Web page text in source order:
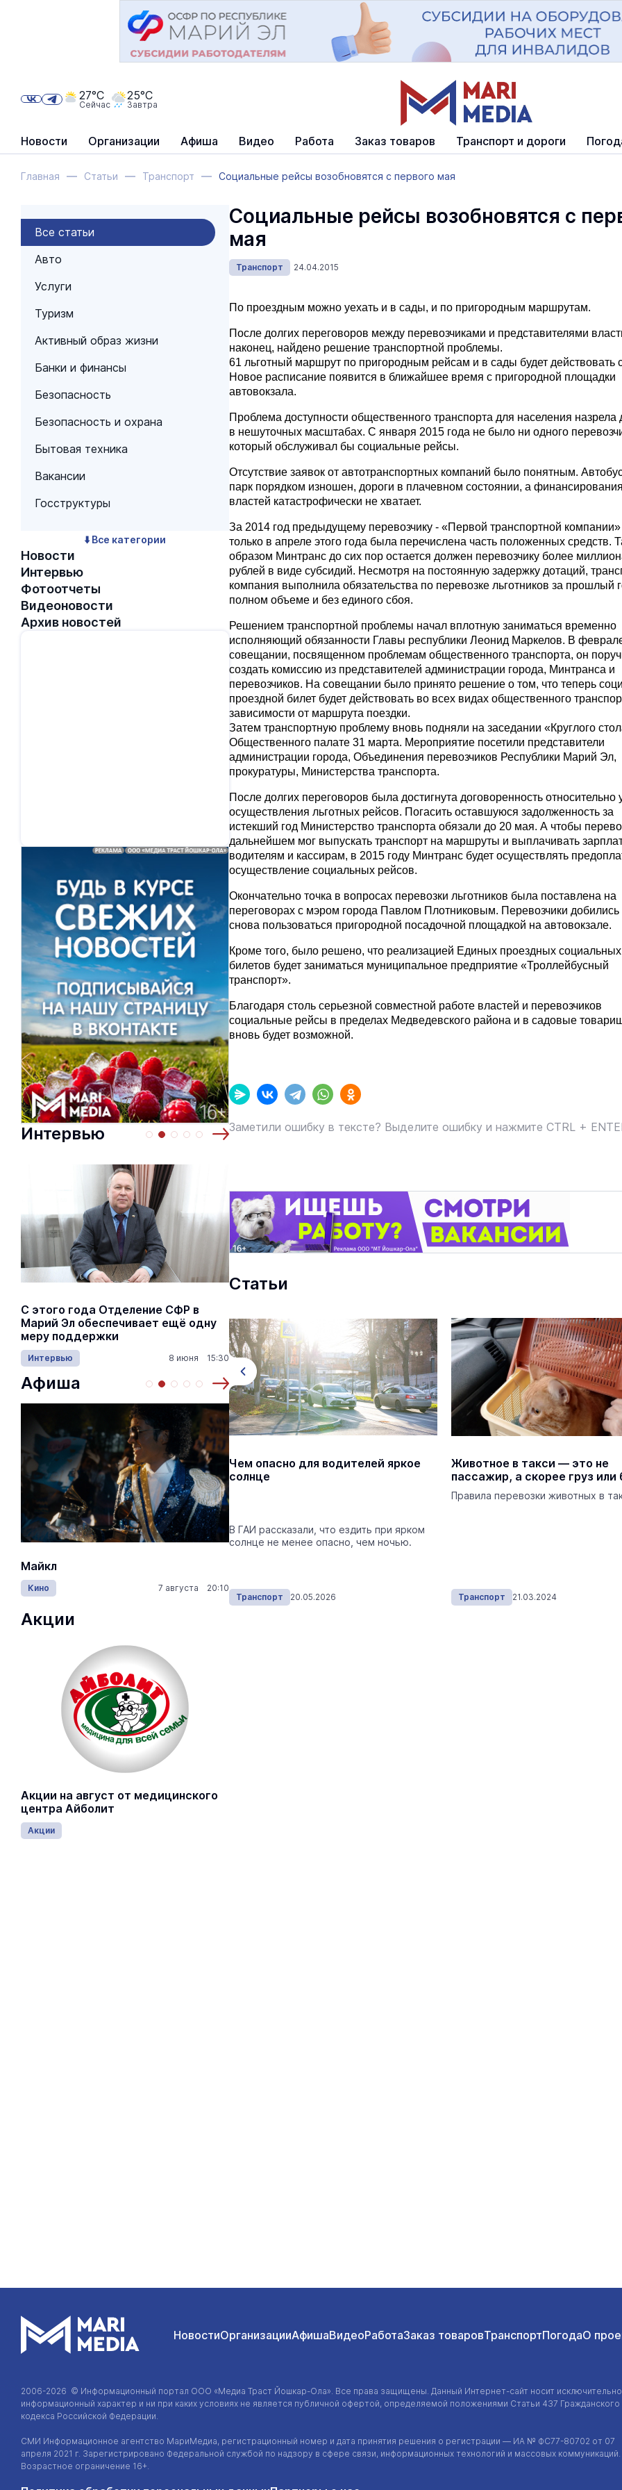
Новости Организации Афиша Видео Работа Заказ товаров Транспорт и дороги
27°C
Сейчас
25°C
Завтра
Главная Статьи Транспорт Социальные рейсы возобновятся с первого мая
Все статьи
Авто
Услуги
Туризм
Активный образ жизни
Банки и финансы
Безопасность
Безопасность и охрана
Бытовая техника
Вакансии
Госструктуры
⬇️ Все категории
Новости
Интервью
Фотоотчеты
Видеоновости
Архив новостей
Интервью
С этого года Отделение СФР в
Марий Эл обеспечивает ещё одну
меру поддержки
Интервью 8 июня 15:30
Шкетана: «Для меня не бывает
лёгких спектаклей»
Культура 18 марта 11:05
Как узнать на законных
кто собственник
Интервью
Афиша
Майкл
Кино 7 августа 20:10 Концерты 26 августа 19:00
Город
Акции
Акции на август от медицинского
центра Айболит
Акции
Социальные рейсы возобновятся с
мая
Транспорт 24.04.2015
По проездным можно уехать и в сады, и по пригородным маршрутам.
После долгих переговоров между перевозчиками и представителями
наконец, найдено решение транспортной проблемы.
61 льготный маршрут по пригородным рейсам и в сады будет действовать
Новое расписание появится в ближайшее время с пригородной площадки
автовокзала.
Проблема доступности общественного транспорта для населения назрела
в нешуточных масштабах. С января 2015 года не было ни одного
который обслуживал бы социальные рейсы.
Отсутствие заявок от автотранспортных компаний было понятным.
парк порядком изношен, дороги в плачевном состоянии, а
властей катастрофически не хватает.
За 2014 год предыдущему перевозчику - «Первой транспортной компании»
только в апреле этого года была перечислена часть положенных средств.
образом Минтранс до сих пор остается должен перевозчику более
рублей в виде субсидий. Несмотря на постоянную задержку дотаций,
компания выполнила обязательства по перевозке льготников за прошлый
полном объеме и без единого сбоя.
Решением транспортной проблемы начал вплотную заниматься временно
исполняющий обязанности Главы республики Леонид Маркелов. В
совещании, посвященном проблемам общественного транспорта, он
создать комиссию из представителей администрации города, Минтранса и
перевозчиков. На совещании было принято решение о том, что теперь
проездной билет будет действовать во всех видах общественного
зависимости от маршрута поездки.
Затем транспортную проблему вновь подняли на заседании «Круглого
Общественного палате 31 марта. Мероприятие посетили представители
администрации города, Объединения перевозчиков Республики Марий Эл,
прокуратуры, Министерства транспорта.
После долгих переговоров была достигнута договоренность относительно
осуществления льготных рейсов. Погасить оставшуюся задолженность за
истекший год Министерство транспорта обязали до 20 мая. А чтобы
дальнейшем мог выпускать транспорт на маршруты и выплачивать
водителям и кассирам, в 2015 году Минтранс будет осуществлять
осуществление социальных рейсов.
Окончательно точка в вопросах перевозки льготников была поставлена на
переговорах с мэром города Павлом Плотниковым. Перевозчики добились
снова пользоваться пригородной посадочной площадкой на автовокзале.
Кроме того, было решено, что реализацией Единых проездных социальных
билетов будет заниматься муниципальное предприятие «Троллейбусный
транспорт».
Благодаря столь серьезной совместной работе властей и перевозчиков
социальные рейсы в пределах Медведевского района и в садовые
вновь будет возможной.
Заметили ошибку в тексте? Выделите ошибку и нажмите CTRL +
Статьи
Дефицит топлива на АЗС в Марий
Эл вызван временной остановкой
нефтеперерабатывающих заводов
Текущая ситуация носит временный
характер, критических предпосылок для
затяжного дефицита нет.
Транспорт
Чем опасно для водителей яркое
солнце
В ГАИ рассказали, что ездить при ярком
солнце не менее опасно, чем ночью.
Транспорт 20.05.2026
Животное в такси — это не
пассажир, а скорее груз или
Правила перевозки животных в
Транспорт 21.03.2024
НовостиОрганизацииАфишаВидеоРаботаЗаказ товаровТранспортПогодаО
2006-2026 © Информационный портал ООО «Медиа Траст Йошкар-Ола». Все права защищены. Данный Интернет-сайт носит исключительно
информационный характер и ни при каких условиях не является публичной офертой, определяемой положениями Статьи 437 Гражданского
кодекса Российской Федерации.
СМИ Информационное агентство МариМедиа, регистрационный номер и дата принятия решения о регистрации — ИА № ФС77-80702 от 07
апреля 2021 г. Зарегистрировано Федеральной службой по надзору в сфере связи, информационных технологий и массовых коммуникаций.
Возрастное ограничение 16+.